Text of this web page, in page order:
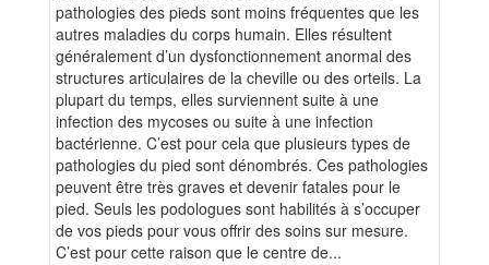
pathologies des pieds sont moins fréquentes que les
autres maladies du corps humain. Elles résultent
généralement d’un dysfonctionnement anormal des
structures articulaires de la cheville ou des orteils. La
plupart du temps, elles surviennent suite à une
infection des mycoses ou suite à une infection
bactérienne. C’est pour cela que plusieurs types de
pathologies du pied sont dénombrés. Ces pathologies
peuvent être très graves et devenir fatales pour le
pied. Seuls les podologues sont habilités à s’occuper
de vos pieds pour vous offrir des soins sur mesure.
C’est pour cette raison que le centre de...